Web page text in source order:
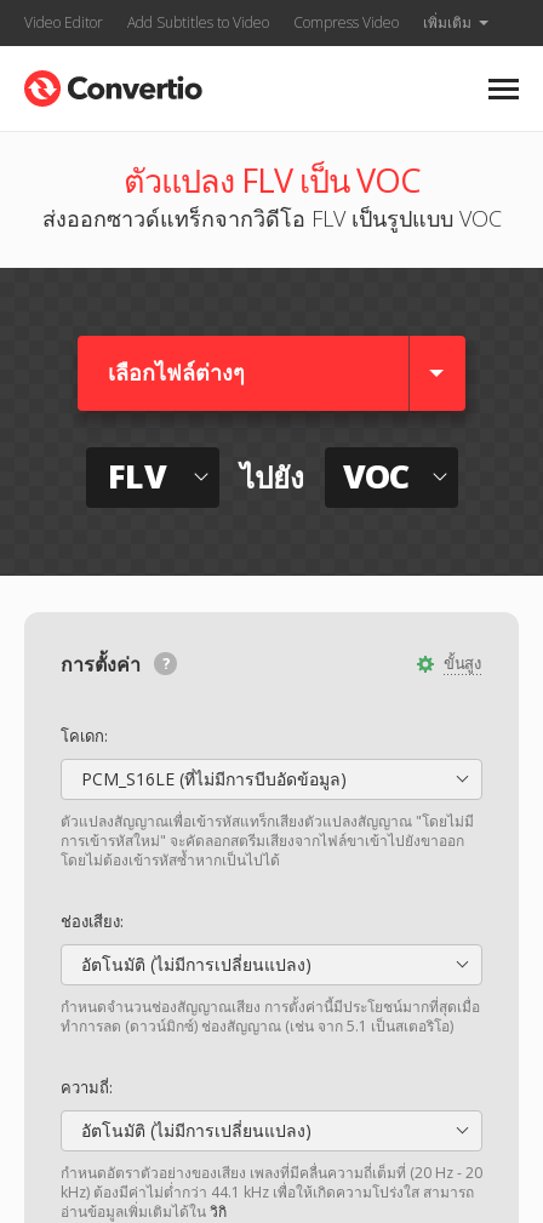
Video Editor Add Subtitles to Video Compress Video เพิ่มเติม
ตัวแปลง FLV เป็น VOC
ส่งออกซาวด์แทร็กจากวิดีโอ FLV เป็นรูปแบบ VOC
เลือกไฟล์ต่างๆ​
FLV ไปยัง VOC
ขั้นสูง
การตั้งค่า
โคเดก:
PCM_S16LE (ที่ไม่มีการบีบอัดข้อมูล)
ตัวแปลงสัญญาณเพื่อเข้ารหัสแทร็กเสียงตัวแปลงสัญญาณ "โดยไม่มี
การเข้ารหัสใหม่" จะคัดลอกสตรีมเสียงจากไฟล์ขาเข้าไปยังขาออก
โดยไม่ต้องเข้ารหัสซ้ำหากเป็นไปได้
ช่องเสียง:
อัตโนมัติ (ไม่มีการเปลี่ยนแปลง)
กำหนดจำนวนช่องสัญญาณเสียง การตั้งค่านี้มีประโยชน์มากที่สุดเมื่อ
ทำการลด (ดาวน์มิกซ์) ช่องสัญญาณ (เช่น จาก 5.1 เป็นสเตอริโอ)
ความถี่:
อัตโนมัติ (ไม่มีการเปลี่ยนแปลง)
กำหนดอัตราตัวอย่างของเสียง เพลงที่มีคลื่นความถี่เต็มที่ (20 Hz - 20
kHz) ต้องมีค่าไม่ต่ำกว่า 44.1 kHz เพื่อให้เกิดความโปร่งใส สามารถ
อ่านข้อมูลเพิ่มเติมได้ในวิกิ